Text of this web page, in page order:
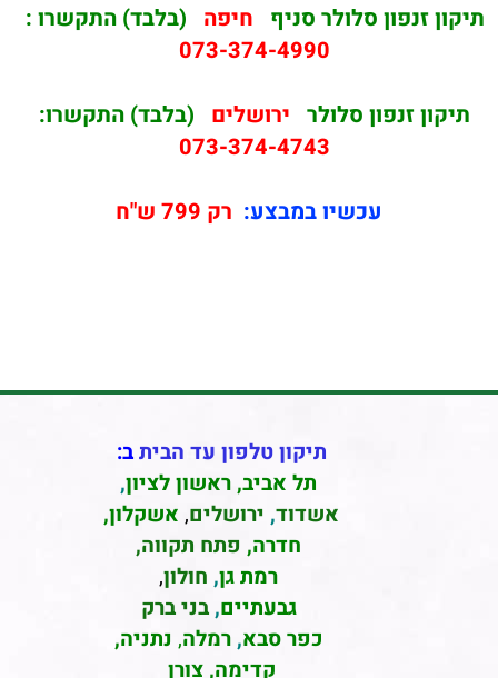
תיקון זנפון סלולר סניף חיפה (בלבד) התקשרו :
073-374-4990
תיקון זנפון סלולר ירושלים (בלבד) התקשרו:
073-374-4743
עכשיו במבצע: רק 799 ש"ח
תיקון טלפון עד הביתב:
תל אביב, ראשון לציון,
אשדוד, ירושלים, אשקלון,
חדרה, פתח תקווה,
רמת גן, חולון,
גבעתיים,בני ברק
כפר סבא,רמלה, נתניה,
קדימה, צורן